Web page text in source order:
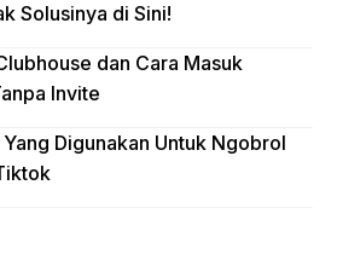
Solusinya di Sini!
dan Cara Masuk
Invite
Digunakan Untuk Ngobrol